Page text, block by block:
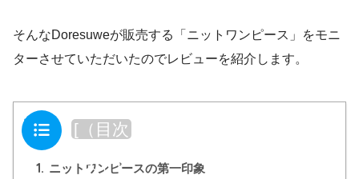
そんなDoresuweが販売する「ニットワンピース」をモニ
ターさせていただいたのでレビューを紹介します。
目次 [ （目次
る）]
1. ニットワンピースの第一印象